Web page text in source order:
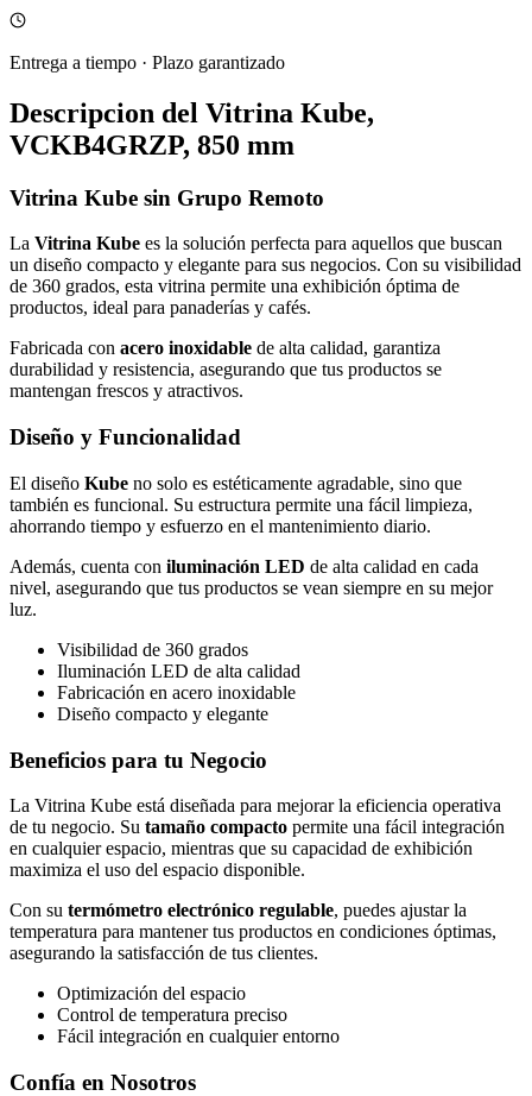
Entrega a tiempo · Plazo garantizado
Descripcion del Vitrina Kube,
VCKB4GRZP, 850 mm
Vitrina Kube sin Grupo Remoto
La Vitrina Kube es la solución perfecta para aquellos que buscan
un diseño compacto y elegante para sus negocios. Con su visibilidad
de 360 grados, esta vitrina permite una exhibición óptima de
productos, ideal para panaderías y cafés.
Fabricada con acero inoxidable de alta calidad, garantiza
durabilidad y resistencia, asegurando que tus productos se
mantengan frescos y atractivos.
Diseño y Funcionalidad
El diseño Kube no solo es estéticamente agradable, sino que
también es funcional. Su estructura permite una fácil limpieza,
ahorrando tiempo y esfuerzo en el mantenimiento diario.
Además, cuenta con iluminación LED de alta calidad en cada
nivel, asegurando que tus productos se vean siempre en su mejor
luz.
Visibilidad de 360 grados
Iluminación LED de alta calidad
Fabricación en acero inoxidable
Diseño compacto y elegante
Beneficios para tu Negocio
La Vitrina Kube está diseñada para mejorar la eficiencia operativa
de tu negocio. Su tamaño compacto permite una fácil integración
en cualquier espacio, mientras que su capacidad de exhibición
maximiza el uso del espacio disponible.
Con su termómetro electrónico regulable, puedes ajustar la
temperatura para mantener tus productos en condiciones óptimas,
asegurando la satisfacción de tus clientes.
Optimización del espacio
Control de temperatura preciso
Fácil integración en cualquier entorno
Confía en Nosotros